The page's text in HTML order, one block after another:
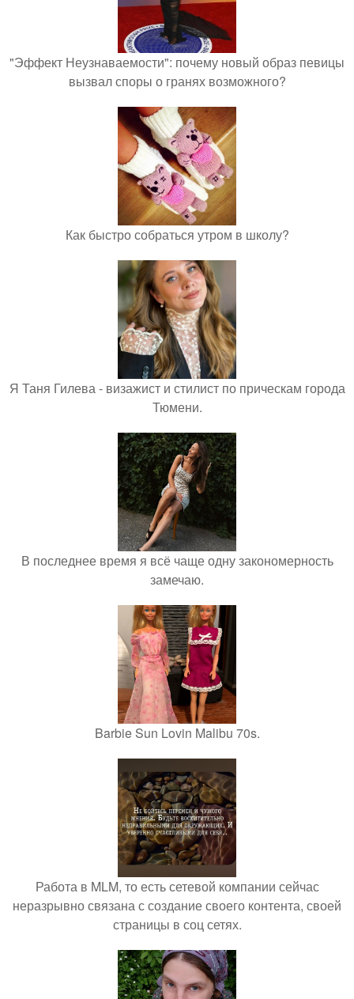
"Эффект Неузнаваемости": почему новый образ певицы
вызвал споры о гранях возможного?
Как быстро собраться утром в школу?
Я Таня Гилева - визажист и стилист по прическам города
Тюмени.
В последнее время я всё чаще одну закономерность
замечаю.
Barbie Sun Lovin Malibu 70s.
Работа в MLM, то есть сетевой компании сейчас
неразрывно связана с создание своего контента, своей
страницы в соц сетях.